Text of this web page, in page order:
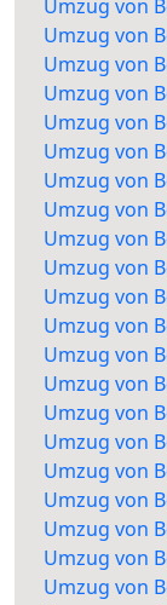
Umzug von
Umzug von
Umzug von
Umzug von
Umzug von
Umzug von
Umzug von
Umzug von
Umzug von
Umzug von
Umzug von
Umzug von
Umzug von
Umzug von
Umzug von
Umzug von
Umzug von
Umzug von
Umzug von
Umzug von
Umzug von